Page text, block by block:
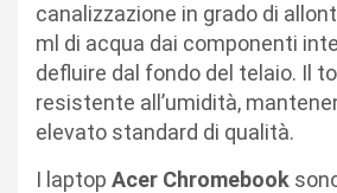
canalizzazione in grado di
ml di acqua dai componenti
defluire dal fondo del telaio. Il
resistente all’umidità,
elevato standard di qualità.
I laptop Acer Chromebook